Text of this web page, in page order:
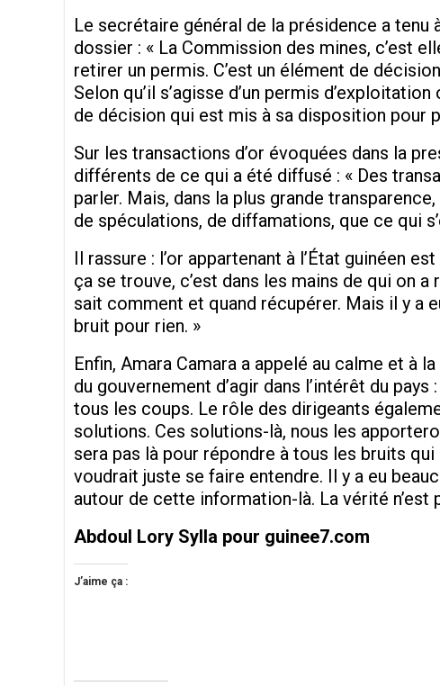
Le secrétaire général de la présidence a tenu
dossier : « La Commission des mines, c’est
retirer un permis. C’est un élément de
Selon qu’il s’agisse d’un permis
de décision qui est mis à sa disposition pour
Sur les transactions d’or évoquées dans la
différents de ce qui a été diffusé : « Des
parler. Mais, dans la plus grande
de spéculations, de diffamations, que ce qui
Il rassure : l’or appartenant à l’État guinéen
ça se trouve, c’est dans les mains de qui on
sait comment et quand récupérer. Mais il y a
bruit pour rien. »
Enfin, Amara Camara a appelé au calme et à
du gouvernement d’agir dans l’intérêt du
tous les coups. Le rôle des dirigeants
solutions. Ces solutions-là, nous les
sera pas là pour répondre à tous les bruits
voudrait juste se faire entendre. Il y a eu
autour de cette information-là. La vérité n’est
Abdoul Lory Sylla pour guinee7.com
J’aime ça :